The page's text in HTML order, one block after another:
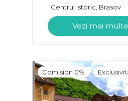
Centrul Istoric, Brasov
Vezi mai
Comision 0%